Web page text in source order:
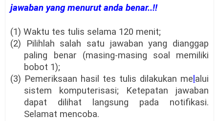
jawaban yang menurut anda benar..!!
(1) Waktu tes tulis selama 120 menit;
(2) Pilihlah salah satu jawaban yang dianggap
paling benar (masing-masing soal memiliki
bobot 1);
(3) Pemeriksaan hasil tes tulis dilakukan melalui
sistem komputerisasi; Ketepatan jawaban
dapat dilihat langsung pada notifikasi.
Selamat mencoba.